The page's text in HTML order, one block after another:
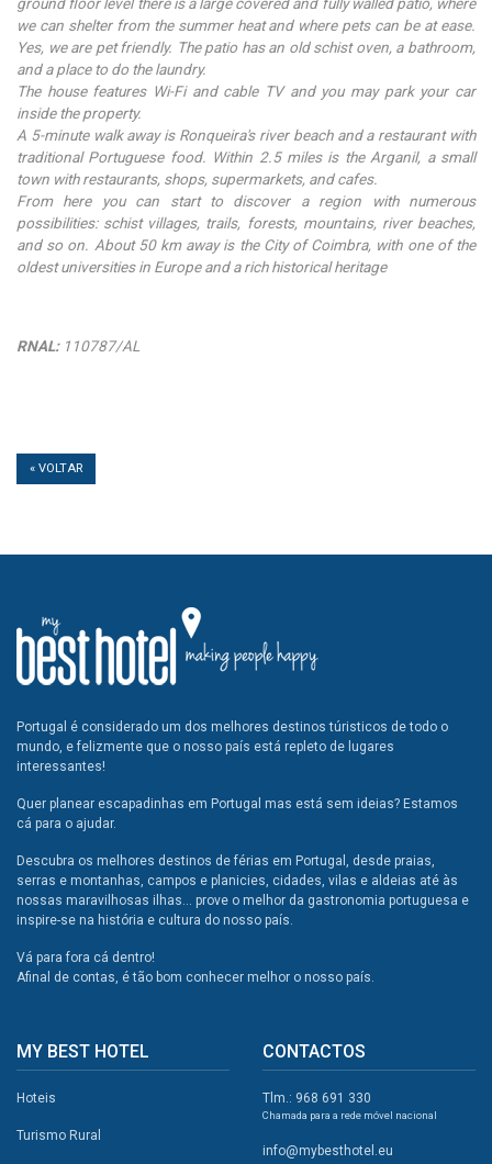
ground floor level there is a large covered and fully walled patio, where
we can shelter from the summer heat and where pets can be at ease.
Yes, we are pet friendly. The patio has an old schist oven, a bathroom,
and a place to do the laundry.
The house features Wi-Fi and cable TV and you may park your car
inside the property.
A 5-minute walk away is Ronqueira's river beach and a restaurant with
traditional Portuguese food. Within 2.5 miles is the Arganil, a small
town with restaurants, shops, supermarkets, and cafes.
From here you can start to discover a region with numerous
possibilities: schist villages, trails, forests, mountains, river beaches,
and so on. About 50 km away is the City of Coimbra, with one of the
oldest universities in Europe and a rich historical heritage
RNAL:110787/AL
« VOLTAR
Portugal é considerado um dos melhores destinos túristicos de todo o
mundo, e felizmente que o nosso país está repleto de lugares
interessantes!
Quer planear escapadinhas em Portugal mas está sem ideias? Estamos
cá para o ajudar.
Descubra os melhores destinos de férias em Portugal, desde praias,
serras e montanhas, campos e planicies, cidades, vilas e aldeias até às
nossas maravilhosas ilhas... prove o melhor da gastronomia portuguesa e
inspire-se na história e cultura do nosso país.
Vá para fora cá dentro!
Afinal de contas, é tão bom conhecer melhor o nosso país.
MY BEST HOTEL
Hoteis
Turismo Rural
CONTACTOS
Tlm.: 968 691 330
Chamada para a rede móvel nacional
info@mybesthotel.eu